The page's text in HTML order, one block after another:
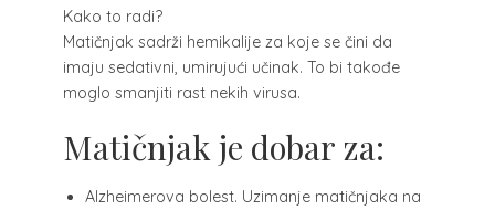
Kako to radi?
Matičnjak sadrži hemikalije za koje se čini da
imaju sedativni, umirujući učinak. To bi takođe
moglo smanjiti rast nekih virusa.
Matičnjak je dobar za:
Alzheimerova bolest. Uzimanje matičnjaka na